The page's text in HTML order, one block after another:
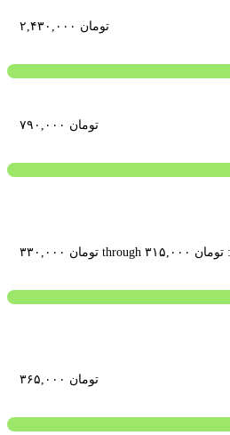
تومان
تومان
تومان